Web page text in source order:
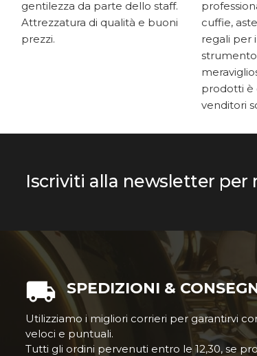
gentilezza da parte dello staff.
Attrezzatura di qualità e buoni
prezzi.
cuffie,
regali per
prodotti è
venditori
Iscriviti alla newsletter per
SPEDIZIONI &
Utilizziamo i migliori corrieri per garantirvi
veloci e puntuali.
Tutti gli ordini pervenuti entro le 12,30, se